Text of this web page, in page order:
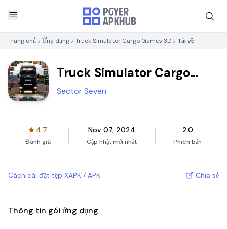
Trang chủ Ứng dụng Truck Simulator Cargo Games 3D Tải về
Truck Simulator Cargo
Games 3D
Sector Seven
4.7
Đánh giá
Nov 07, 2024
Cập nhật mới nhất
2.0
Phiên bản
Cách cài đặt tệp XAPK / APK Chia sẻ
Thông tin gói ứng dụng